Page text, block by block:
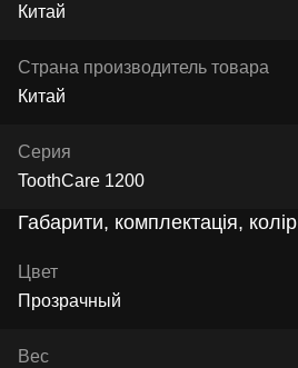
Китай
Страна производитель товара
Китай
Серия
ToothCare 1200
Габарити, комплектація, колір
Цвет
Прозрачный
Вес